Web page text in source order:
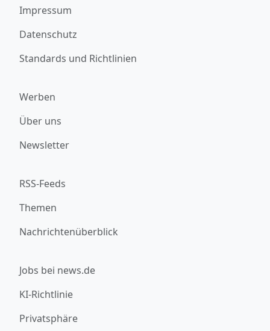
Impressum
Datenschutz
Standards und Richtlinien
Werben
Über uns
Newsletter
RSS-Feeds
Themen
Nachrichtenüberblick
Jobs bei news.de
KI-Richtlinie
Privatsphäre